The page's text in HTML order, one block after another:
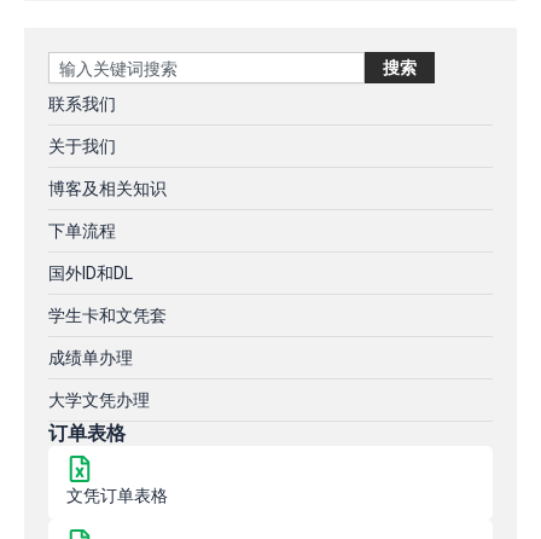
Search 搜索
联系我们
关于我们
博客及相关知识
下单流程
国外ID和DL
学生卡和文凭套
成绩单办理
大学文凭办理
订单表格
文凭订单表格